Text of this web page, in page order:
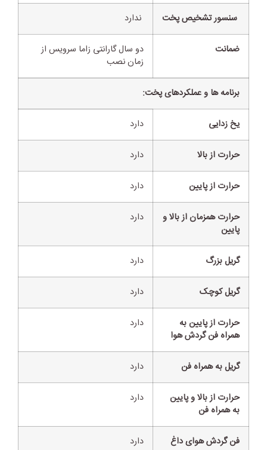
سنسور تشخیص پخت ندارد
ضمانت
دو سال گارانتی زاما سرویس از
زمان نصب
برنامه ها و عملکردهای پخت:
یخ زدایی دارد
حرارت از بالا دارد
حرارت از پایین دارد
حرارت همزمان از بالا و
پایین
دارد
گریل بزرگ دارد
گریل کوچک دارد
حرارت از پایین به
همراه فن گردش هوا
دارد
گریل به همراه فن دارد
حرارت از بالا و پایین
به همراه فن
دارد
فن گردش هوای داغ دارد